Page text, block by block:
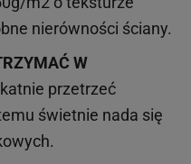
nierówności ściany.
W
przetrzeć
świetnie nada się